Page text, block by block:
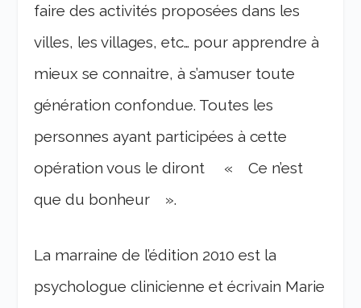
faire des activités proposées dans les
villes, les villages, etc… pour apprendre à
mieux se connaitre, à s’amuser toute
génération confondue. Toutes les
personnes ayant participées à cette
opération vous le diront « Ce n’est
que du bonheur ».
La marraine de l’édition 2010 est la
psychologue clinicienne et écrivain Marie